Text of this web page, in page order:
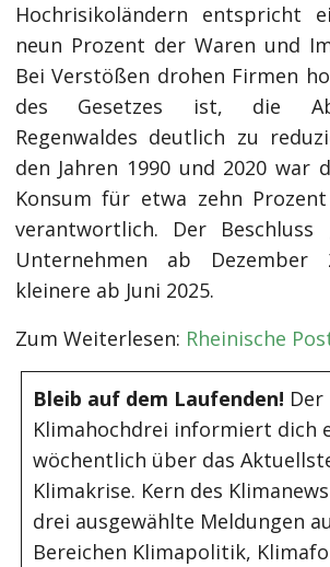
Hochrisikoländern entspricht
neun Prozent der Waren und
Bei Verstößen drohen Firmen
des Gesetzes ist, die
Regenwaldes deutlich zu
den Jahren 1990 und 2020 war
Konsum für etwa zehn
verantwortlich. Der
Unternehmen ab
kleinere ab Juni 2025.
Zum Weiterlesen: Rheinische
Bleib auf dem Laufenden!
Klimahochdrei informiert dich
wöchentlich über das
Klimakrise. Kern des
drei ausgewählte Meldungen
Bereichen Klimapolitik,